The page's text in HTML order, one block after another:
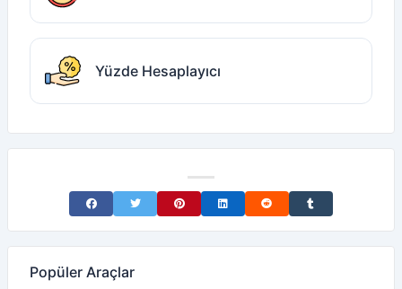
Yüzde Hesaplayıcı
Share on Facebook
Share on TwitterShare on Pinterest
Share on LinkedIn
Share on RedditShare on Tumblr
Popüler Araçlar